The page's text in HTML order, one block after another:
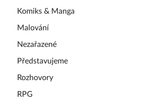
Komiks & Manga
Malování
Nezařazené
Představujeme
Rozhovory
RPG